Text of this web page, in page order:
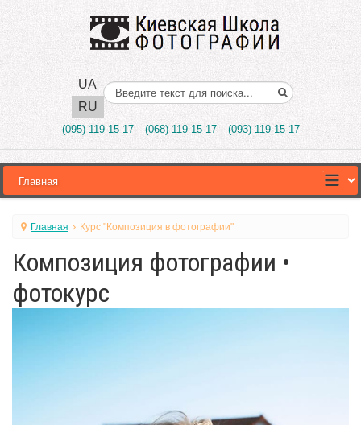
UA
RU
Поиск..
(095) 119-15-17 (068) 119-15-17 (093) 119-15-17
Главная Курс "Композиция в фотографии"
Композиция фотографии •
фотокурс